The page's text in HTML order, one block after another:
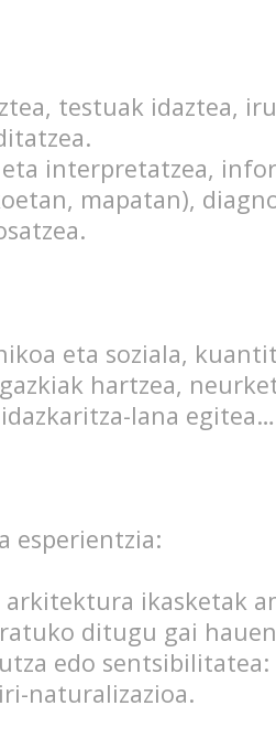
testuak idaztea,
interpretatzea,
mapatan),
eta soziala,
hartzea,
lana egitea…
esperientzia:
ikasketak
ditugu gai
edo
naturalizazioa.